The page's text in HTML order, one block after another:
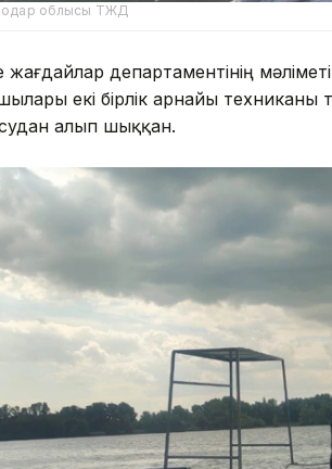
облысы ТЖД
департаментінің
екі бірлік арнайы
алып шыққан.